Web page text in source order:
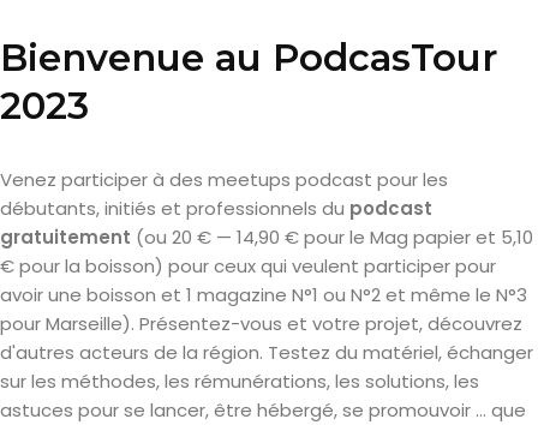
Bienvenue au PodcasTour
2023
Venez participer à des meetups podcast pour les
débutants, initiés et professionnels du podcast
gratuitement (ou 20 € — 14,90 € pour le Mag papier et 5,10
€ pour la boisson) pour ceux qui veulent participer pour
avoir une boisson et 1 magazine N°1 ou N°2 et même le N°3
pour Marseille). Présentez-vous et votre projet, découvrez
d'autres acteurs de la région. Testez du matériel, échanger
sur les méthodes, les rémunérations, les solutions, les
astuces pour se lancer, être hébergé, se promouvoir ... que